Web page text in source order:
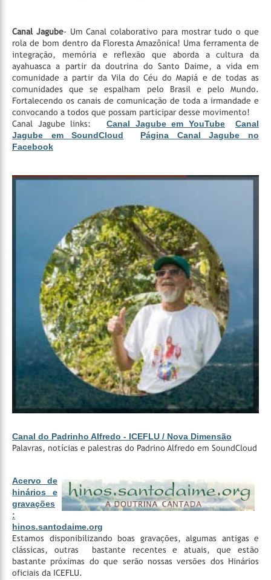
Canal Jagube- Um Canal colaborativo para mostrar tudo o que
rola de bom dentro da Floresta Amazônica! Uma ferramenta de
integração, memória e reflexão que aborda a cultura da
ayahuasca a partir da doutrina do Santo Daime, a vida em
comunidade a partir da Vila do Céu do Mapiá e de todas as
comunidades que se espalham pelo Brasil e pelo Mundo.
Fortalecendo os canais de comunicação de toda a irmandade e
convocando a todos que possam participar desse movimento!
Canal Jagube links: Canal Jagube em YouTube
Canal
Jagube em SoundCloud
Página Canal Jagube no
Facebook
Canal do Padrinho Alfredo - ICEFLU / Nova Dimensão
Palavras, notícias e palestras do Padrino Alfredo em SoundCloud
Acervo de
hinários e
gravações
:
hinos.santodaime.org
Estamos disponibilizando boas gravações, algumas antigas e
clássicas, outras bastante recentes e atuais, que estão
bastante próximas do que serão nossas versões dos Hinários
oficiais da ICEFLU.